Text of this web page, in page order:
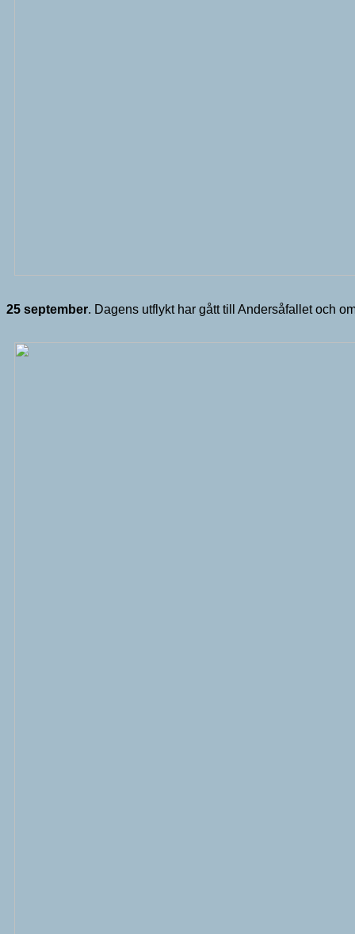
25 september. Dagens utflykt har gått till Andersåfallet och